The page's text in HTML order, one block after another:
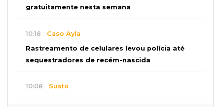
gratuitamente nesta semana
10:18 Caso Ayla
Rastreamento de celulares levou polícia até
sequestradores de recém-nascida
10:08 Susto